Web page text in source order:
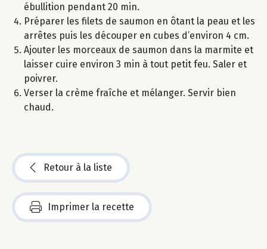
ébullition pendant 20 min.
Préparer les filets de saumon en ôtant la peau et les
arrêtes puis les découper en cubes d’environ 4 cm.
Ajouter les morceaux de saumon dans la marmite et
laisser cuire environ 3 min à tout petit feu. Saler et
poivrer.
Verser la crème fraîche et mélanger. Servir bien
chaud.
Retour à la liste
Imprimer la recette